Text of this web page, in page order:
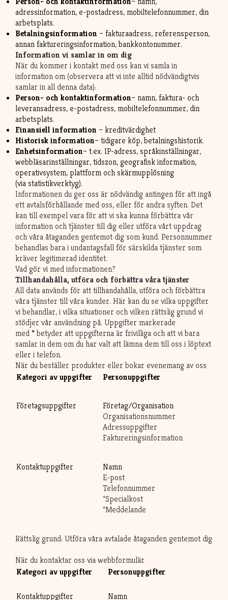
adressinformation, e-postadress, mobiltelefonnummer, din
arbetsplats.
Betalningsinformation – fakturaadress, referensperson,
annan faktureringsinformation, bankkontonummer.
Information vi samlar in om dig
När du kommer i kontakt med oss kan vi samla in
information om (observera att vi inte alltid nödvändigtvis
samlar in all denna data):
Person- och kontaktinformation– namn, faktura- och
leveransadress, e-postadress, mobiltelefonnummer, din
arbetsplats.
Finansiell information – kreditvärdighet
Historisk information– tidigare köp, betalningshistorik.
Enhetsinformation– t.ex. IP-adress, språkinställningar,
webbläsarinställningar, tidszon, geografisk information,
operativsystem, plattform och skärmupplösning
(via statistikverktyg).
Informationen du ger oss är nödvändig antingen för att ingå
ett avtalsförhållande med oss, eller för andra syften. Det
kan till exempel vara för att vi ska kunna förbättra vår
information och tjänster till dig eller utföra vårt uppdrag
och våra åtaganden gentemot dig som kund. Personnummer
behandlas bara i undantagsfall för särskilda tjänster som
kräver legitimerad identitet.
Vad gör vi med informationen?
Tillhandahålla, utföra och förbättra våra tjänster
All data används för att tillhandahålla, utföra och förbättra
våra tjänster till våra kunder. Här kan du se vilka uppgifter
vi behandlar, i vilka situationer och vilken rättslig grund vi
stödjer vår användning på. Uppgifter markerade
med*betyder att uppgifterna är frivilliga och att vi bara
samlar in dem om du har valt att lämna dem till oss i löptext
eller i telefon.
När du beställer produkter eller bokar evenemang av oss
Kategori av uppgifter
Personuppgifter
Företagsuppgifter
Företag/Organisation
Organisationsnummer
Adressuppgifter
Faktureringsinformation
Kontaktuppgifter
Namn
E-post
Telefonnummer
*Specialkost
*Meddelande
Rättslig grund: Utföra våra avtalade åtaganden gentemot dig
När du kontaktar oss via webbformulär
Kategori av uppgifter
Personuppgifter
Kontaktuppgifter Namn